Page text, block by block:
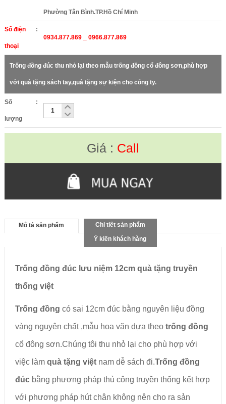
Phường Tân Bình.TP.Hồ Chí Minh
Số điện
thoại
:
0934.877.869 _ 0966.877.869
Trống đồng đúc thu nhỏ lại theo mẫu trống đồng cổ đông sơn,phù hợp
với quà tặng sách tay,quà tặng sự kiện cho công ty.
Số
lượng
:
Giá : Call
Mô tả sản phẩm
Chi tiết sản phẩm
Ý kiến khách hàng
Trống đồng đúc lưu niệm 12cm quà tặng truyền
thống việt
Trống đồng có sai 12cm đúc bằng nguyên liệu đồng
vàng nguyên chất ,mẫu hoa văn dựa theo trống đồng
cổ đông sơn.Chúng tôi thu nhỏ lại cho phù hợp với
việc làm quà tặng việt nam dễ sách đi.Trống đồng
đúcbằng phương pháp thủ công truyền thống kết hợp
với phương pháp hút chân không nên cho ra sản